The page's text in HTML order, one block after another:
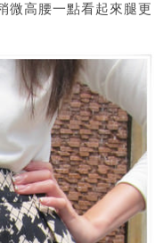
微高腰一點看起來腿更